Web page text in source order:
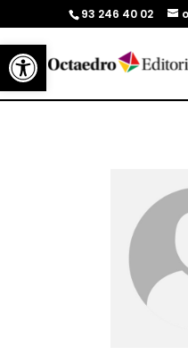
Abrir barra de herramientas
93 246 40 02